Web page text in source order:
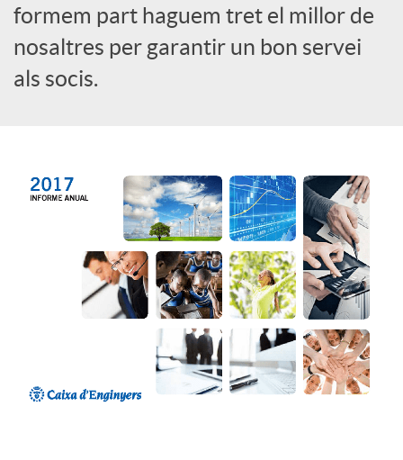
r
d
c
formem part haguem tret el millor de
nosaltres per garantir un bon servei
als socis.